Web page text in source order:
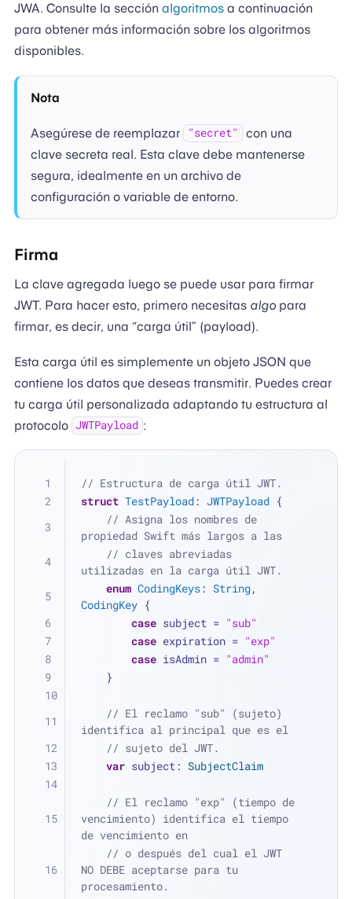
JWA. Consulte la sección algoritmosa continuación
para obtener más información sobre los algoritmos
disponibles.
Nota
Asegúrese de reemplazar "secret"
con una
clave secreta real. Esta clave debe mantenerse
segura, idealmente en un archivo de
configuración o variable de entorno.
Firma
La clave agregada luego se puede usar para firmar
JWT. Para hacer esto, primero necesitas algopara
firmar, es decir, una “carga útil” (payload).
Esta carga útil es simplemente un objeto JSON que
contiene los datos que deseas transmitir. Puedes crear
tu carga útil personalizada adaptando tu estructura al
protocolo JWTPayload :
// Estructura de carga útil JWT.
struct TestPayload: JWTPayload {
// Asigna los nombres de
propiedad Swift más largos a las
// claves abreviadas
utilizadas en la carga útil JWT.
enum CodingKeys: String
CodingKey {
case subject = "sub"
case expiration = "exp"
case isAdmin = "admin"
    }
// El reclamo "sub" (sujeto)
identifica al principal que es el
// sujeto del JWT.
var subject: SubjectClaim
// El reclamo "exp" (tiempo de
vencimiento) identifica el tiempo
de vencimiento en
// o después del cual el JWT
NO DEBE aceptarse para tu
procesamiento.